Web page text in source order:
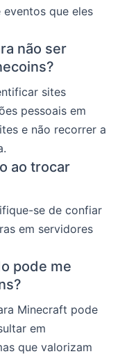
que eles
não ser
sites
pessoais em
e não recorrer a
ao trocar
se de confiar
em servidores
pode me
Minecraft pode
em
que valorizam